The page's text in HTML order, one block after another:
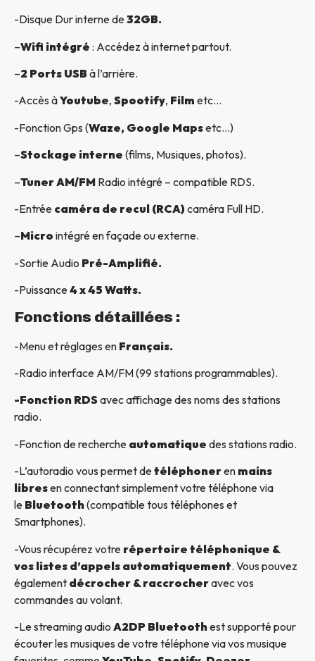
-Disque Dur interne de32GB.
–Wifi intégré : Accédez à internet partout.
–2 Ports USBà l’arrière.
-Accès àYoutube, Spootify, Film etc…
-Fonction Gps (Waze, Google Mapsetc…)
–Stockage interne (films, Musiques, photos).
–Tuner AM/FM Radio intégré – compatible RDS.
-Entrée caméra de recul (RCA)caméra Full HD.
–Micro intégré en façade ou externe.
-Sortie Audio Pré-Amplifié.
-Puissance4 x 45 Watts.
Fonctions détaillées :
-Menu et réglages en Français.
-Radio interface AM/FM (99 stations programmables).
-Fonction RDSavec affichage des noms des stations
radio.
-Fonction de recherche automatique des stations radio.
-L’autoradio vous permet detéléphoneren mains
libresen connectant simplement votre téléphone via
le Bluetooth(compatible tous téléphones et
Smartphones).
-Vous récupérez votre répertoire téléphonique &
vos listes d’appels automatiquement. Vous pouvez
également décrocher & raccrocheravec vos
commandes au volant.
-Le streaming audio A2DP Bluetoothest supporté pour
écouter les musiques de votre téléphone via vos musique